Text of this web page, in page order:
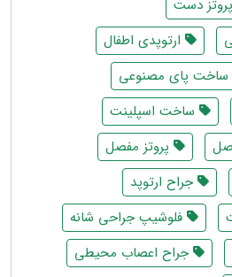
پروتز دست
ارتوپدی اطفال
ساخت پای مصنوعی
ساخت اسپلینت
پروتز مفصل
جراح ارتوپد
فلوشیپ جراحی شانه
جراح اعصاب محیطی